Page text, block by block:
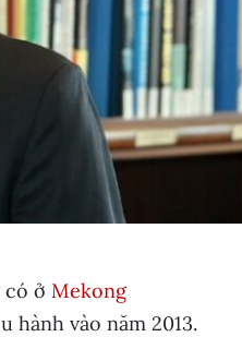
ở Mekong
hành vào năm 2013.